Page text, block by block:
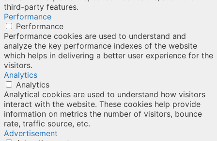
third-party features.
Performance
Performance
Performance cookies are used to understand and
analyze the key performance indexes of the website
which helps in delivering a better user experience for the
visitors.
Analytics
Analytics
Analytical cookies are used to understand how visitors
interact with the website. These cookies help provide
information on metrics the number of visitors, bounce
rate, traffic source, etc.
Advertisement